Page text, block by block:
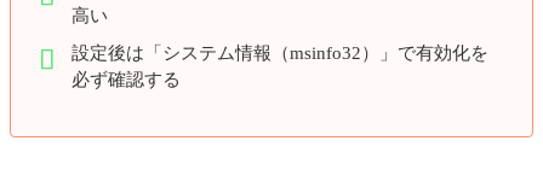
高い
設定後は「システム情報（msinfo32）」で有効化を
必ず確認する